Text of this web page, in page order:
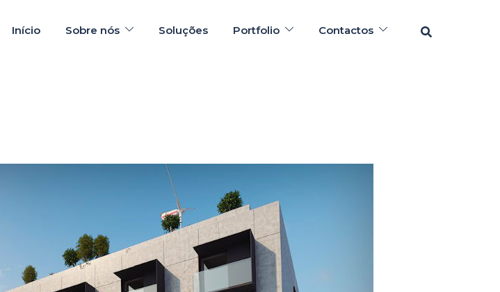
Início Sobre nós Soluções Portfolio Contactos Pesquisar